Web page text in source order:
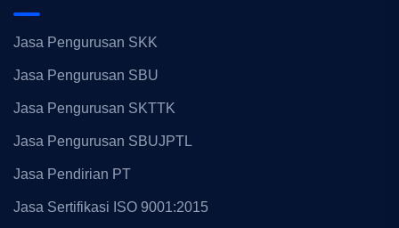
Jasa Pengurusan SKK
Jasa Pengurusan SBU
Jasa Pengurusan SKTTK
Jasa Pengurusan SBUJPTL
Jasa Pendirian PT
Jasa Sertifikasi ISO 9001:2015